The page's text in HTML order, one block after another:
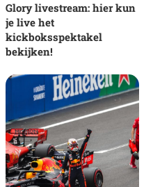
Glory livestream: hier kun
je live het
kickboksspektakel
bekijken!